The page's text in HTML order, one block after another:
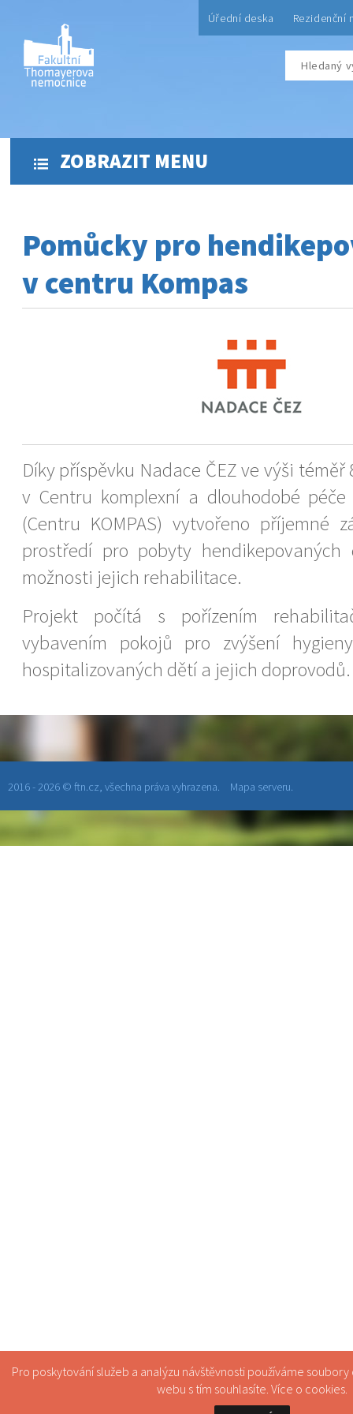
Úřední deska Rezidenční
ZOBRAZIT MENU
Pomůcky pro
v centru Kompas
Díky příspěvku Nadace ČEZ ve výši
v Centru komplexní a dlouhodobé
(Centru KOMPAS) vytvořeno příjemné
prostředí pro pobyty
možnosti jejich rehabilitace.
Projekt počítá s pořízením
vybavením pokojů pro zvýšení
hospitalizovaných dětí a jejich doprovodů.
2016 - 2026 © ftn.cz, všechna práva vyhrazena. Mapa serveru.
Pro poskytování služeb a analýzu návštěvnosti používáme
webu s tím souhlasíte. Více o cookies.